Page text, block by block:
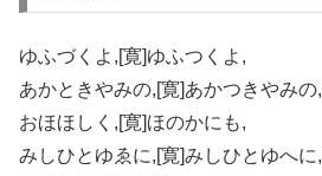
ゆふづくよ,[寛]ゆふつくよ,
あかときやみの,[寛]あかつきやみの,
おほほしく,[寛]ほのかにも,
みしひとゆゑに,[寛]みしひとゆへに,